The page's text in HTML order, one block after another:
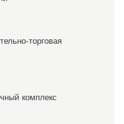
торговая
комплекс